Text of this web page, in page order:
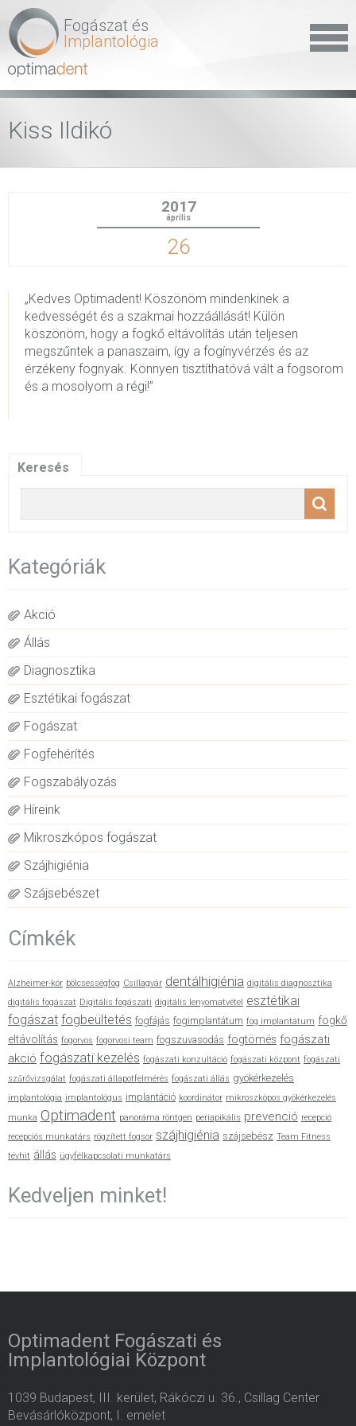
Fogászat és
Implantológia
Kiss Ildikó
2017
április
26
„Kedves Optimadent! Köszönöm mindenkinek a
kedvességét és a szakmai hozzáállását! Külön
köszönöm, hogy a fogkő eltávolítás után teljesen
megszűntek a panaszaim, így a fogínyvérzés és az
érzékeny fognyak. Könnyen tisztíthatóvá vált a fogsorom
és a mosolyom a régi!”
Keresés
Kategóriák
Akció
Állás
Diagnosztika
Esztétikai fogászat
Fogászat
Fogfehérítés
Fogszabályozás
Híreink
Mikroszkópos fogászat
Szájhigiénia
Szájsebészet
Címkék
Alzheimer-kór bölcsességfog Csillagvár dentálhigiénia digitális diagnosztika
digitális fogászat Digitális fogászati digitális lenyomatvétel esztétikai
fogászat fogbeültetés fogfájás fogimplantátum fog implantátum fogkő
eltávolítás fogorvos fogorvosi team fogszuvasodás fogtömés fogászati
akció fogászati kezelés fogászati konzultáció fogászati központ fogászati
szűrővizsgálat fogászati állapotfelmérés fogászati állás gyökérkezelés
implantológia implantológus implantáció koordinátor mikroszkópos gyökérkezelés
munka Optimadent panoráma röntgen periapikális prevenció recepció
recepciós munkatárs rögzített fogsor szájhigiénia szájsebész Team Fitness
tévhit állás ügyfélkapcsolati munkatárs
Kedveljen minket!
Optimadent Fogászati és
Implantológiai Központ
1039 Budapest, III. kerület, Rákóczi u. 36., Csillag Center
Bevásárlóközpont, I. emelet